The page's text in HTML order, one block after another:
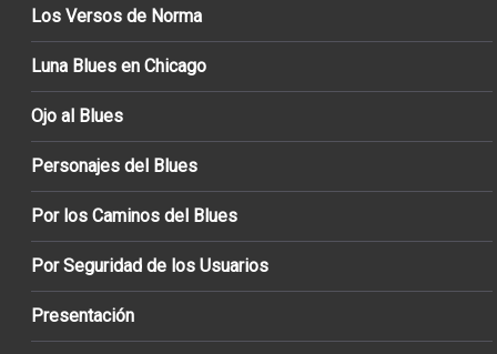
Los Versos de Norma
Luna Blues en Chicago
Ojo al Blues
Personajes del Blues
Por los Caminos del Blues
Por Seguridad de los Usuarios
Presentación